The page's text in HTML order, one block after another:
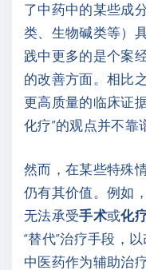
了中药中的某些成
类、生物碱类等）
践中更多的是个案
的改善方面。相比
更高质量的临床证
化疗”的观点并不靠
然而，在某些特殊
仍有其价值。例如
无法承受手术或化
“替代”治疗手段，
中医药作为辅助治